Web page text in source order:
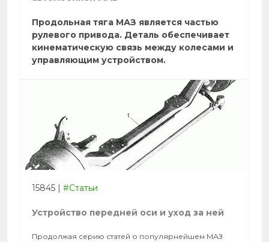
Продольная тяга МАЗ является частью
рулевого привода. Деталь обеспечивает
кинематическую связь между колесами и
управляющим устройством.
15845 | #Статьи
Устройство передней оси и уход за ней
Продолжая серию статей о популярнейшем МАЗ